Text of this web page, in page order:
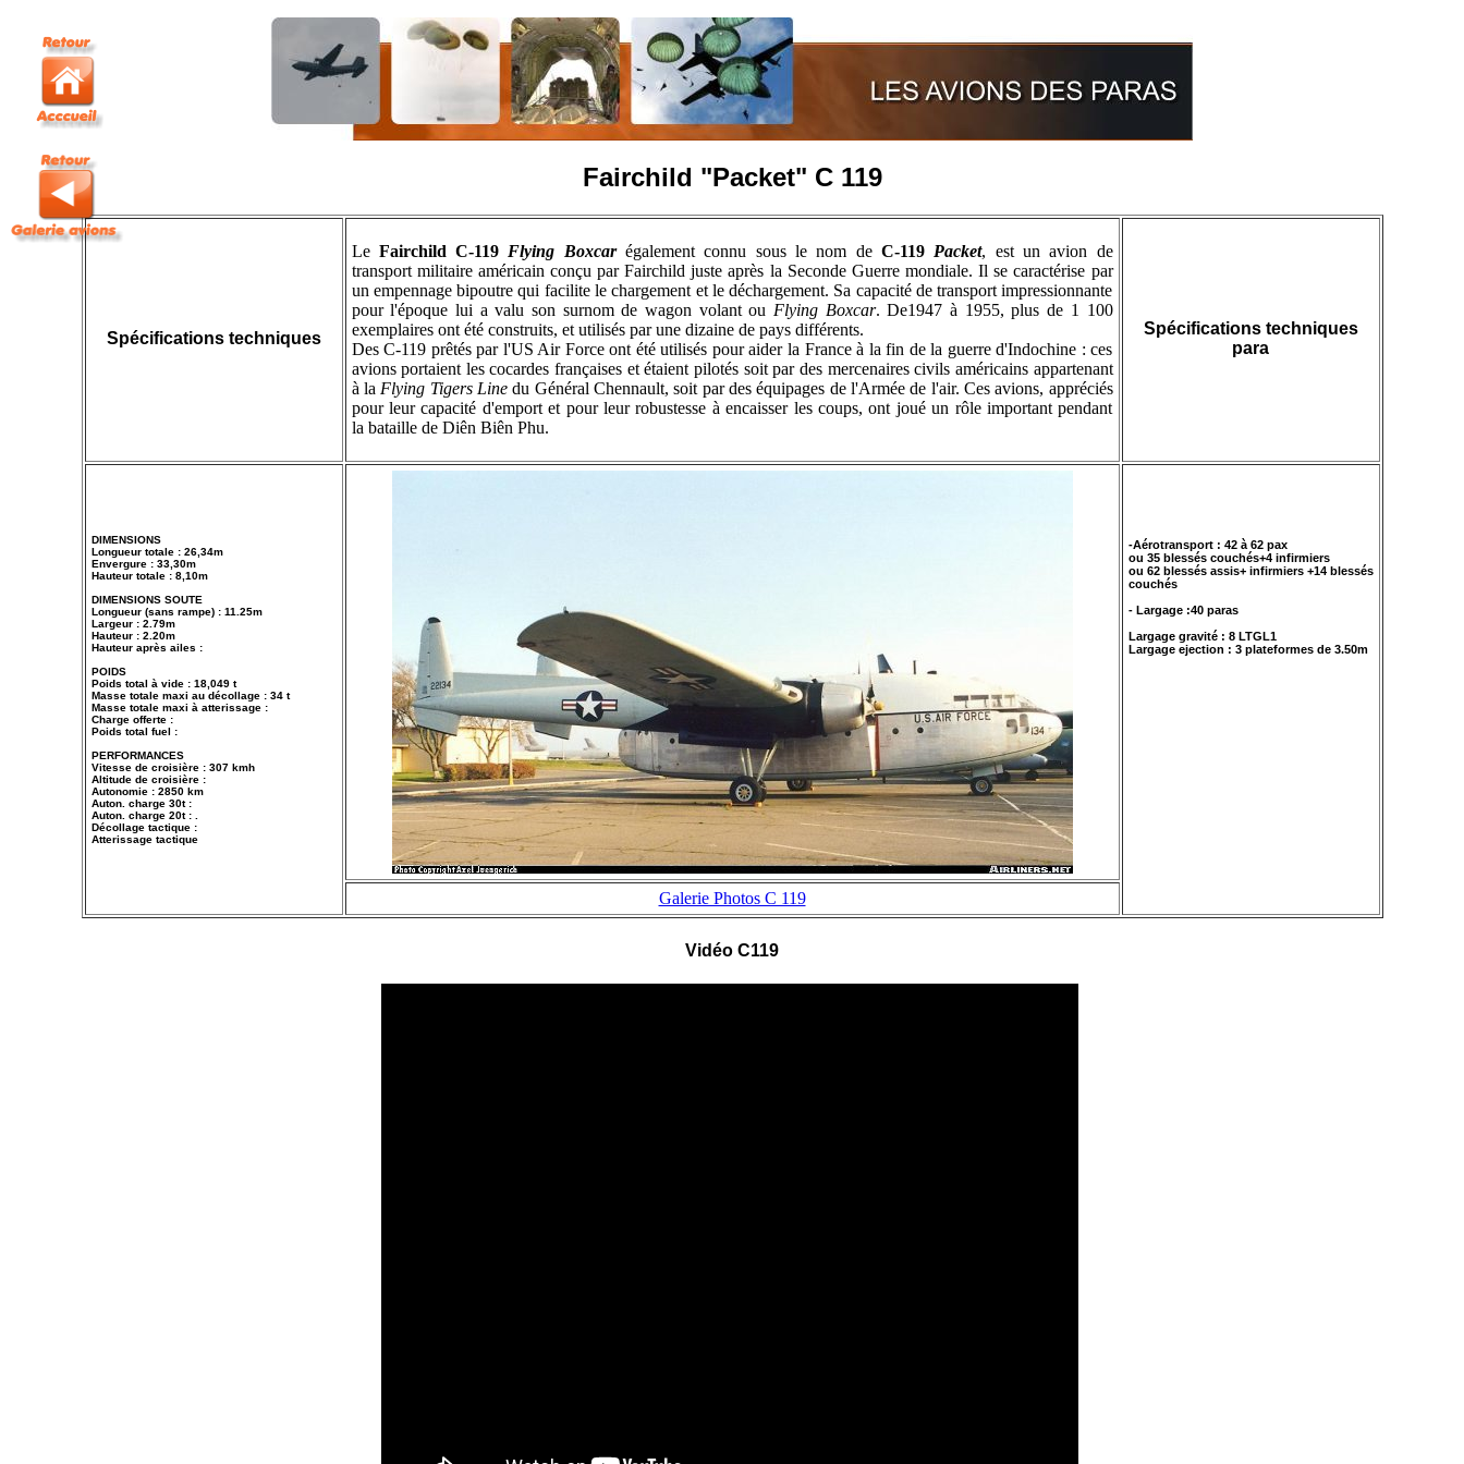
Fairchild "Packet" C 119
Spécifications techniques
Le Fairchild C-119 Flying Boxcarégalement connu sous le nom de C-119 Packet, est un avion de
transport militaire américain conçu par Fairchild juste après la Seconde Guerre mondiale. Il se caractérise par
un empennage bipoutre qui facilite le chargement et le déchargement. Sa capacité de transport impressionnante
pour l'époque lui a valu son surnom de wagon volant ou Flying Boxcar. De1947 à 1955, plus de 1 100
exemplaires ont été construits, et utilisés par une dizaine de pays différents.
Des C-119 prêtés par l'US Air Force ont été utilisés pour aider la France à la fin de la guerre d'Indochine : ces
avions portaient les cocardes françaises et étaient pilotés soit par des mercenaires civils américains appartenant
à la Flying Tigers Linedu Général Chennault, soit par des équipages de l'Armée de l'air. Ces avions, appréciés
pour leur capacité d'emport et pour leur robustesse à encaisser les coups, ont joué un rôle important pendant
la bataille de Diên Biên Phu.
Spécifications techniques
para
DIMENSIONS
Longueur totale : 26,34m
Envergure : 33,30m
Hauteur totale : 8,10m
DIMENSIONS SOUTE
Longueur (sans rampe) : 11.25m
Largeur : 2.79m
Hauteur : 2.20m
Hauteur après ailes :
POIDS
Poids total à vide : 18,049 t
Masse totale maxi au décollage : 34 t
Masse totale maxi à atterissage :
Charge offerte :
Poids total fuel :
PERFORMANCES
Vitesse de croisière : 307 kmh
Altitude de croisière :
Autonomie : 2850 km
Auton. charge 30t :
Auton. charge 20t : .
Décollage tactique :
Atterissage tactique
-Aérotransport : 42 à 62 pax
ou 35 blessés couchés+4 infirmiers
ou 62 blessés assis+ infirmiers +14 blessés
couchés
- Largage :40 paras
Largage gravité : 8 LTGL1
Largage ejection : 3 plateformes de 3.50m
Galerie Photos C 119
Vidéo C119